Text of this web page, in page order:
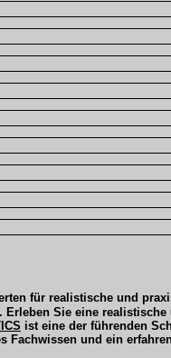
für realistische und
Erleben Sie eine
ist eine der führenden
Fachwissen und ein